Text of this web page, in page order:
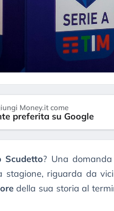
Money.it come
preferita su Google
Scudetto? Una
riguarda da
della sua storia al
Investitori
lo scoppio
retail (…)
Quando la
ripetendo gli
sempre più
reale. (…)
24 luglio 2026